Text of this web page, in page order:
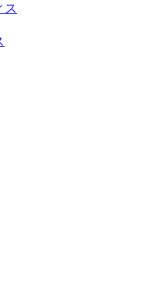
ス